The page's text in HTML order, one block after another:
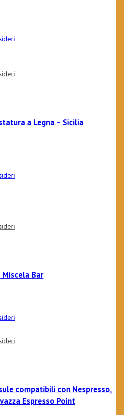
a Legna – Sicilia
Miscela Bar
compatibili con Nespresso,
Espresso Point